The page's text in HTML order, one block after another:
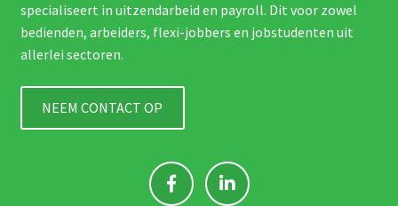
specialiseert in uitzendarbeid en payroll. Dit voor zowel
bedienden, arbeiders, flexi-jobbers en jobstudenten uit
allerlei sectoren.
NEEM CONTACT OP